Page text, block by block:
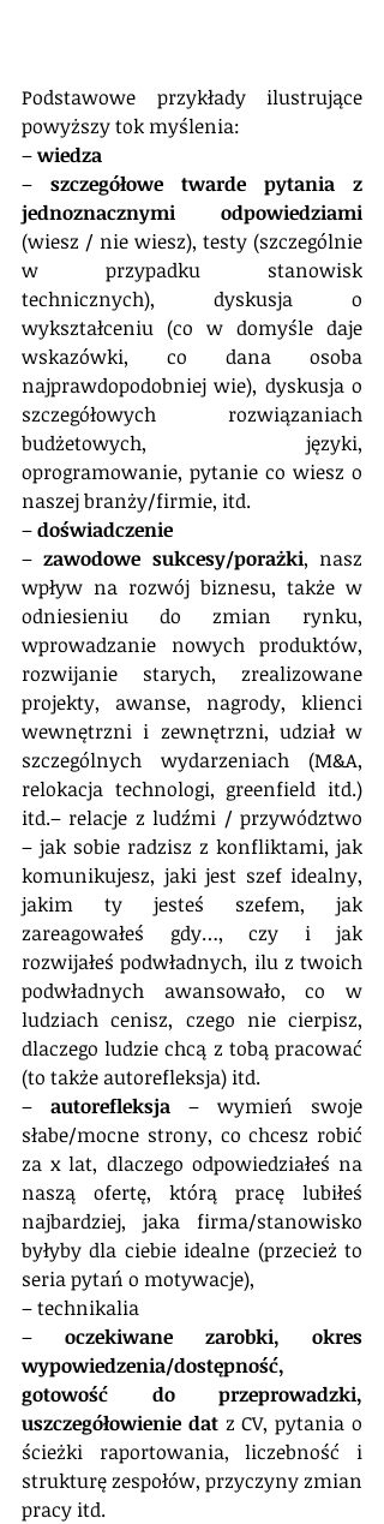
Podstawowe przykłady ilustrujące
powyższy tok myślenia:
– wiedza
– szczegółowe twarde pytania z
jednoznacznymi odpowiedziami
(wiesz / nie wiesz), testy (szczególnie
w przypadku stanowisk
technicznych), dyskusja o
wykształceniu (co w domyśle daje
wskazówki, co dana osoba
najprawdopodobniej wie), dyskusja o
szczegółowych rozwiązaniach
budżetowych, języki,
oprogramowanie, pytanie co wiesz o
naszej branży/firmie, itd.
– doświadczenie
– zawodowe sukcesy/porażki, nasz
wpływ na rozwój biznesu, także w
odniesieniu do zmian rynku,
wprowadzanie nowych produktów,
rozwijanie starych, zrealizowane
projekty, awanse, nagrody, klienci
wewnętrzni i zewnętrzni, udział w
szczególnych wydarzeniach (M&A,
relokacja technologi, greenfield itd.)
itd.– relacje z ludźmi / przywództwo
– jak sobie radzisz z konfliktami, jak
komunikujesz, jaki jest szef idealny,
jakim ty jesteś szefem, jak
zareagowałeś gdy…, czy i jak
rozwijałeś podwładnych, ilu z twoich
podwładnych awansowało, co w
ludziach cenisz, czego nie cierpisz,
dlaczego ludzie chcą z tobą pracować
(to także autorefleksja) itd.
– autorefleksja – wymień swoje
słabe/mocne strony, co chcesz robić
za x lat, dlaczego odpowiedziałeś na
naszą ofertę, którą pracę lubiłeś
najbardziej, jaka firma/stanowisko
byłyby dla ciebie idealne (przecież to
seria pytań o motywacje),
– technikalia
– oczekiwane zarobki, okres
wypowiedzenia/dostępność,
gotowość do przeprowadzki,
uszczegółowienie dat z CV, pytania o
ścieżki raportowania, liczebność i
strukturę zespołów, przyczyny zmian
pracy itd.